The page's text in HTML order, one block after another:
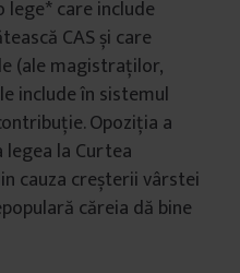
care include
CAS și care
(ale magistraților,
include în sistemul
Opoziția a
la Curtea
cauza creșterii vârstei
căreia dă bine